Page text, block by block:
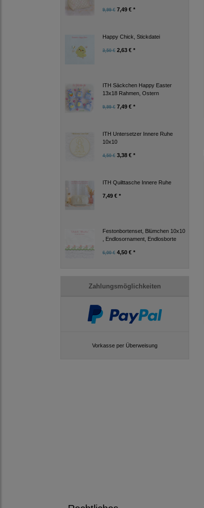
9,99 € 7,49 € *
Happy Chick, Stickdatei
3,50 € 2,63 € *
ITH Säckchen Happy Easter
13x18 Rahmen, Ostern
9,99 € 7,49 € *
ITH Untersetzer Innere Ruhe
10x10
4,50 € 3,38 € *
ITH Quilttasche Innere Ruhe
7,49 € *
Festonbortenset, Blümchen 10x10
, Endlosornament, Endlosborte
6,00 € 4,50 € *
Zahlungsmöglichkeiten
Vorkasse per Überweisung